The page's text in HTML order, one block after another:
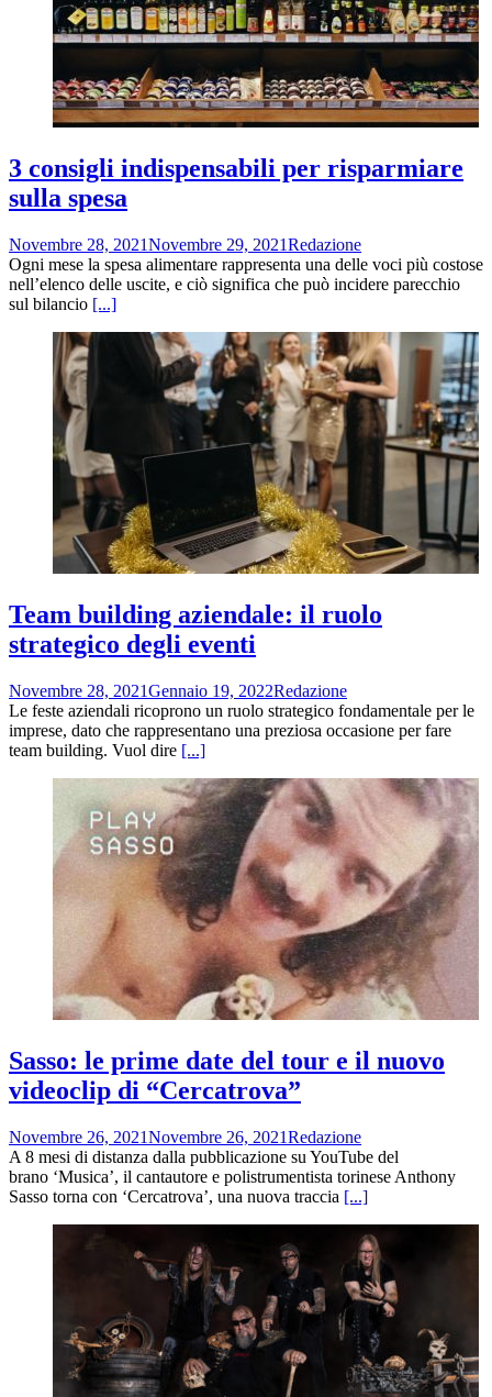
3 consigli indispensabili per risparmiare
sulla spesa
Novembre 28, 2021Novembre 29, 2021Redazione
Ogni mese la spesa alimentare rappresenta una delle voci più costose
nell’elenco delle uscite, e ciò significa che può incidere parecchio
sul bilancio [...]
Team building aziendale: il ruolo
strategico degli eventi
Novembre 28, 2021Gennaio 19, 2022Redazione
Le feste aziendali ricoprono un ruolo strategico fondamentale per le
imprese, dato che rappresentano una preziosa occasione per fare
team building. Vuol dire [...]
Sasso: le prime date del tour e il nuovo
videoclip di “Cercatrova”
Novembre 26, 2021Novembre 26, 2021Redazione
A 8 mesi di distanza dalla pubblicazione su YouTube del
brano ‘Musica’, il cantautore e polistrumentista torinese Anthony
Sasso torna con ‘Cercatrova’, una nuova traccia [...]